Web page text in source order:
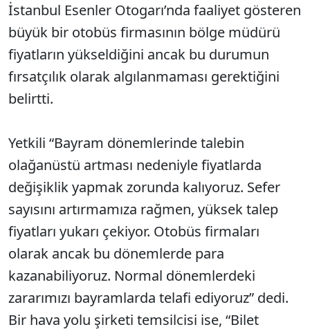
İstanbul Esenler Otogarı’nda faaliyet gösteren
büyük bir otobüs firmasının bölge müdürü
fiyatların yükseldiğini ancak bu durumun
fırsatçılık olarak algılanmaması gerektiğini
belirtti.
Yetkili “Bayram dönemlerinde talebin
olağanüstü artması nedeniyle fiyatlarda
değişiklik yapmak zorunda kalıyoruz. Sefer
sayısını artırmamıza rağmen, yüksek talep
fiyatları yukarı çekiyor. Otobüs firmaları
olarak ancak bu dönemlerde para
kazanabiliyoruz. Normal dönemlerdeki
zararımızı bayramlarda telafi ediyoruz” dedi.
Bir hava yolu şirketi temsilcisi ise, “Bilet